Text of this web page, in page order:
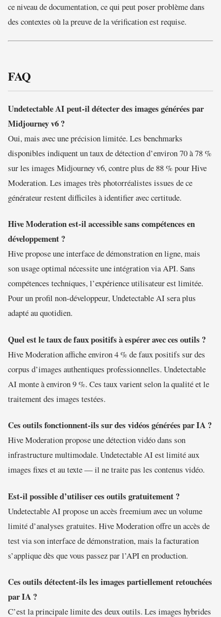
ce niveau de documentation, ce qui peut poser problème dans
des contextes où la preuve de la vérification est requise.
FAQ
Undetectable AI peut-il détecter des images générées par
Midjourney v6 ?
Oui, mais avec une précision limitée. Les benchmarks
disponibles indiquent un taux de détection d’environ 70 à 78 %
sur les images Midjourney v6, contre plus de 88 % pour Hive
Moderation. Les images très photorréalistes issues de ce
générateur restent difficiles à identifier avec certitude.
Hive Moderation est-il accessible sans compétences en
développement ?
Hive propose une interface de démonstration en ligne, mais
son usage optimal nécessite une intégration via API. Sans
compétences techniques, l’expérience utilisateur est limitée.
Pour un profil non-développeur, Undetectable AI sera plus
adapté au quotidien.
Quel est le taux de faux positifs à espérer avec ces outils ?
Hive Moderation affiche environ 4 % de faux positifs sur des
corpus d’images authentiques professionnelles. Undetectable
AI monte à environ 9 %. Ces taux varient selon la qualité et le
traitement des images testées.
Ces outils fonctionnent-ils sur des vidéos générées par IA ?
Hive Moderation propose une détection vidéo dans son
infrastructure multimodale. Undetectable AI est limité aux
images fixes et au texte — il ne traite pas les contenus vidéo.
Est-il possible d’utiliser ces outils gratuitement ?
Undetectable AI propose un accès freemium avec un volume
limité d’analyses gratuites. Hive Moderation offre un accès de
test via son interface de démonstration, mais la facturation
s’applique dès que vous passez par l’API en production.
Ces outils détectent-ils les images partiellement retouchées
par IA ?
C’est la principale limite des deux outils. Les images hybrides